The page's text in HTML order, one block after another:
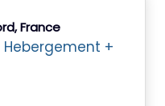
France
+